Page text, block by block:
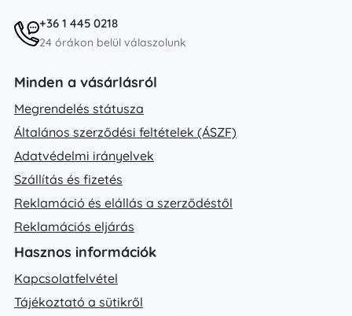
+36 1 445 0218
24 órákon belül válaszolunk
Minden a vásárlásról
Megrendelés státusza
Általános szerződési feltételek (ÁSZF)
Adatvédelmi irányelvek
Szállítás és fizetés
Reklamáció és elállás a szerződéstől
Reklamációs eljárás
Hasznos információk
Kapcsolatfelvétel
Tájékoztató a sütikről